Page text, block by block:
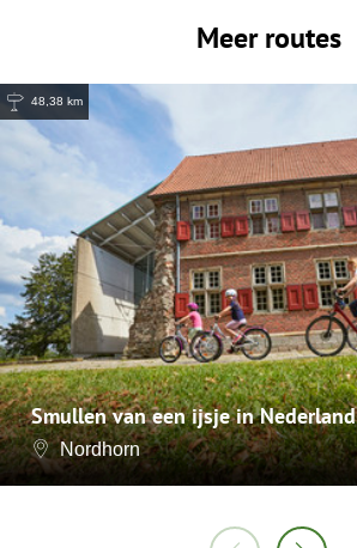
Meer routes
48,38 km
Smullen van een ijsje in Nederland
Nordhorn